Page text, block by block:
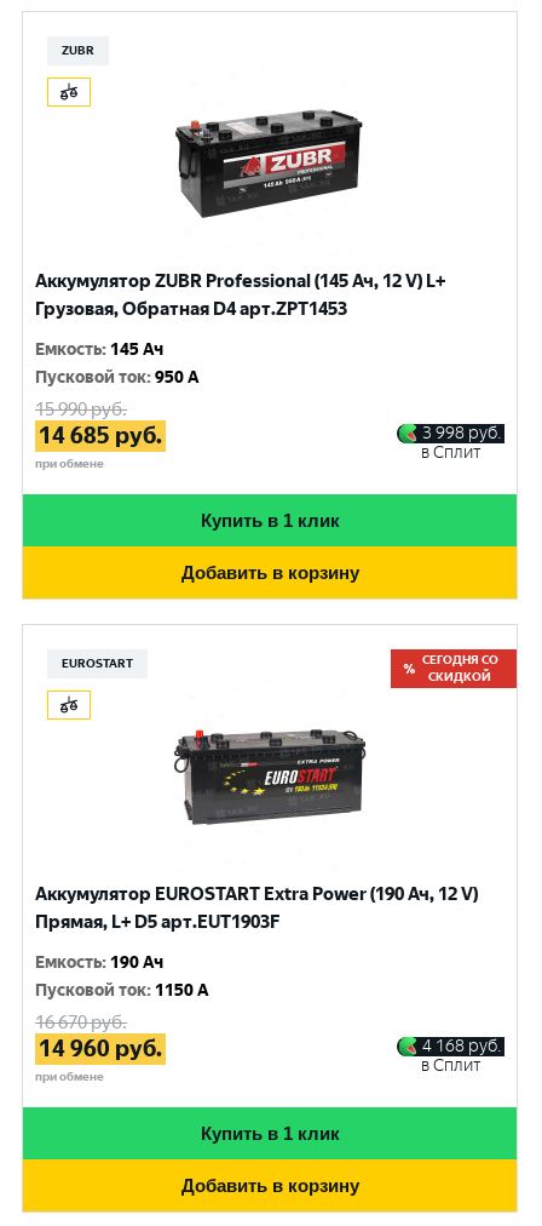
ZUBR
Аккумулятор ZUBR Professional (145 Ач, 12 V) L+
Грузовая, Обратная D4 арт.ZPT1453
Емкость: 145 Ач
Пусковой ток:950 A
15 990руб.
14 685 руб.
при обмене
3 998 руб.
в Сплит
Купить в 1 клик
Добавить в корзину
EUROSTART
СЕГОДНЯ СО
СКИДКОЙ
Аккумулятор EUROSTART Extra Power (190 Ач, 12 V)
Прямая, L+ D5 арт.EUT1903F
Емкость: 190 Ач
Пусковой ток: 1150 A
16 670руб.
14 960 руб.
при обмене
4 168 руб.
в Сплит
Купить в 1 клик
Добавить в корзину